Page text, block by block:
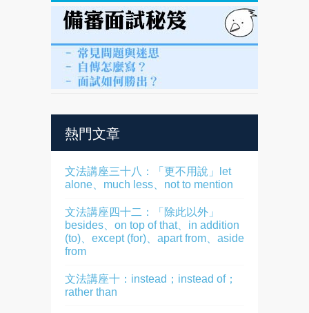
熱門文章
文法講座三十八：「更不用說」let
alone、much less、not to mention
文法講座四十二：「除此以外」
besides、on top of that、in addition
(to)、except (for)、apart from、aside
from
文法講座十：instead；instead of；
rather than